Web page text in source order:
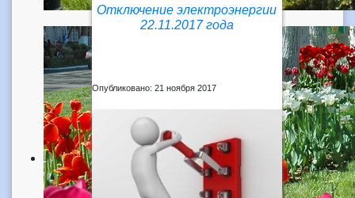
Отключение электроэнергии
22.11.2017 года
Опубликовано: 21 ноября 2017